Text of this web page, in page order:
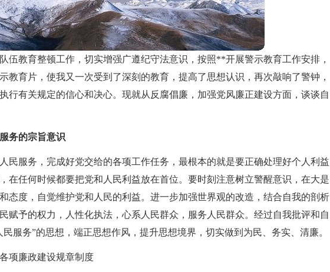
伍教育整顿工作，切实增强广遵纪守法意识，按照**开展警示教育工作安排，
教育片，使我又一次受到了深刻的教育，提高了思想认识，再次敲响了警钟，
行有关规定的信心和决心。现就从反腐倡廉，加强党风廉正建设方面，谈谈自
务的宗旨意识
民服务，完成好党交给的各项工作任务，最根本的就是要正确处理好个人利益
在任何时候都要把党和人民利益放在首位。要时刻注意树立警醒意识，在大是
态度，自觉维护党和人民的利益。进一步加强世界观的改造，结合自我的剖析
赋予的权力，人性化执法，心系人民群众，服务人民群众。经过自我批评和自
服务”的思想，端正思想作风，提升思想境界，切实做到为民、务实、清廉。
项廉政建设规章制度